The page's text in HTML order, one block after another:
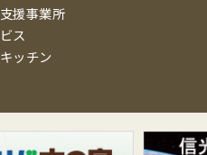
援事業所
ス
ッチン